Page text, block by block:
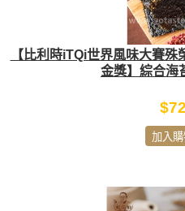
【比利時iTQi世界風味大賽
金獎】綜合海
加入